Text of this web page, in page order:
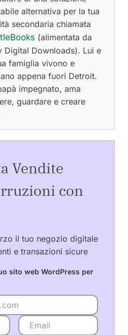
alternativa per la tua
secondaria chiamata
(alimentata da
Digital Downloads). Lui e
famiglia vivono e
appena fuori Detroit.
impegnato, ama
guardare e creare
Vendite
con
il tuo negozio digitale
e transazioni sicure
sito web WordPress per